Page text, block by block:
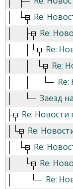
Re:
Re:
Re:
Re:
Заезд
Re:
Re:
Re:
Re:
Re: